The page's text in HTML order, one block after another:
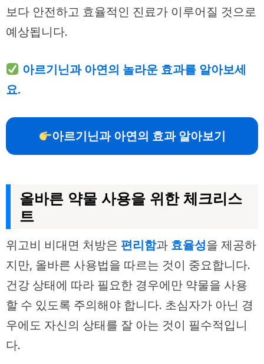
보다 안전하고 효율적인 진료가 이루어질 것으로
예상됩니다.
아르기닌과 아연의 놀라운 효과를 알아보세
요.
아르기닌과 아연의 효과 알아보기
올바른 약물 사용을 위한 체크리스
트
위고비 비대면 처방은 편리함과 효율성을 제공하
지만, 올바른 사용법을 따르는 것이 중요합니다.
건강 상태에 따라 필요한 경우에만 약물을 사용
할 수 있도록 주의해야 합니다. 초심자가 아닌 경
우에도 자신의 상태를 잘 아는 것이 필수적입니
다.